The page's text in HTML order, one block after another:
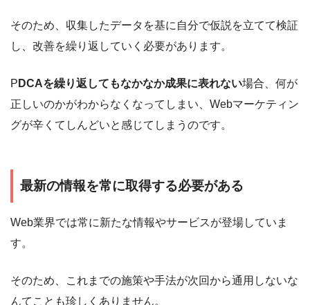
そのため、収集したデータを基に自分で仮説を立てて検証
し、改善を繰り返していく必要があります。
P DCAを繰り返してもなかなか成果に表れない場合、何が
正しいのかがわからなくなってしまい、Webマーケティン
グが辛くてしんどいと感じてしまうのです。
最新の情報を常に取得する必要がある
Web業界では常に新たな情報やサービスが登場していま
す。
そのため、これまでの施策や手法が次回から通用しないな
んてことも珍しくありません。